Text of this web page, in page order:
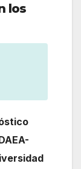
los